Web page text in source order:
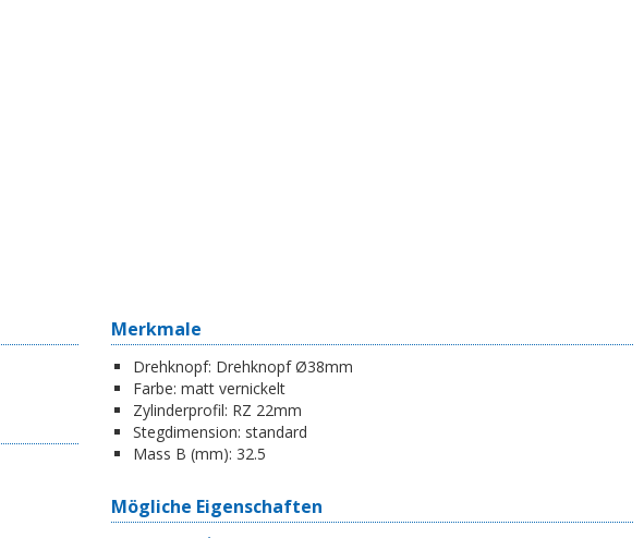
Merkmale
Drehknopf: Drehknopf Ø38mm
Farbe: matt vernickelt
Zylinderprofil: RZ 22mm
Stegdimension: standard
Mass B (mm): 32.5
Mögliche Eigenschaften